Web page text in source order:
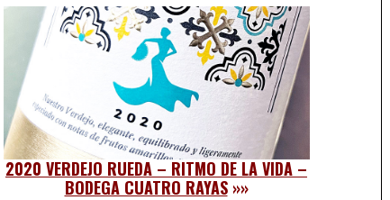
2020 VERDEJO RUEDA – RITMO DE LA VIDA –
BODEGA CUATRO RAYAS»»